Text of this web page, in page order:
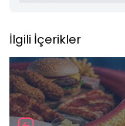
İlgili İçerikler